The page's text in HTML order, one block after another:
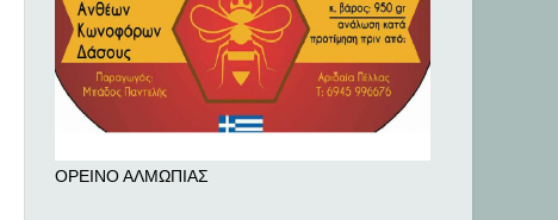
ΟΡΕΙΝΟ ΑΛΜΩΠΙΑΣ